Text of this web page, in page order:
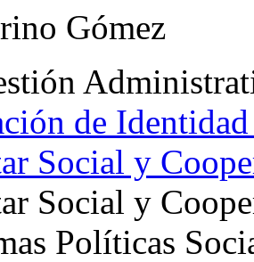
Gómez
de
Social y
Social y
Políticas